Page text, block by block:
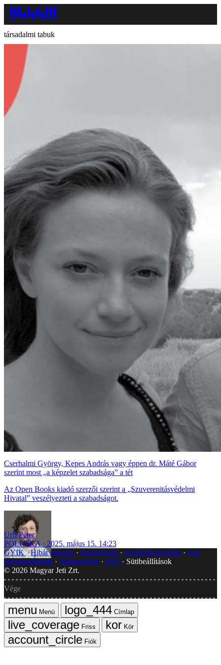
társadalmi tabuk
Cserhalmi György, Kepes András vagy éppen dr. Máté Gábor
szerint most „a képzelet szabadsága” a tét
Az Open Books kiadó szerzői szerint a „Szuverenitásvédelmi
Hivatal” veszélyezteti a szabadságot.
Urfi Péter
POLITIKA
2025. május 15. 14:23
GYIK Hibát jelentek Impresszum Javítások kezelése
Jogi
dokumentumok
Médiaajánlat RSS
Sütibeállítások
© 2026 Magyar Jeti Zrt.
Vége
Menü
Címlap
Friss
Kör
Fiók